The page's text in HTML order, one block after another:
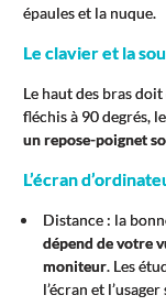
épaules et la nuque.
Le clavier et la
Le haut des bras
fléchis à 90 degrés,
un repose-poignet
L’écran
Distance : la
dépend de votre
moniteur. Les
l’écran et